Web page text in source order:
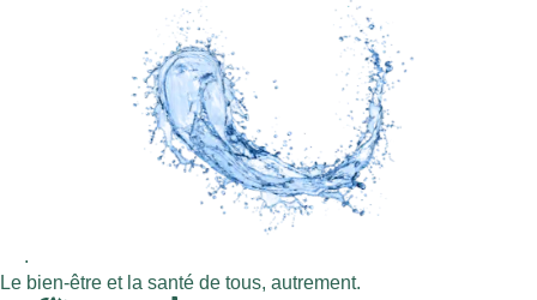
.
Le bien-être et la santé de tous, autrement.